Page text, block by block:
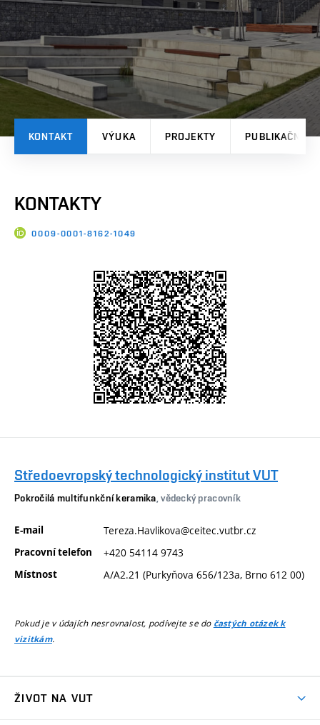
KONTAKT VÝUKA PROJEKTY PUBLIKAČNÍ
KONTAKTY
0009-0001-8162-1049
Středoevropský technologický institut VUT
Pokročilá multifunkční keramika, vědecký pracovník
E-mail Tereza.Havlikova@ceitec.vutbr.cz
Pracovní telefon +420 54114 9743
Místnost A/A2.21 (Purkyňova 656/123a, Brno 612 00)
Pokud je v údajích nesrovnalost, podívejte se do častých otázek k
vizitkám.
ŽIVOT NA VUT